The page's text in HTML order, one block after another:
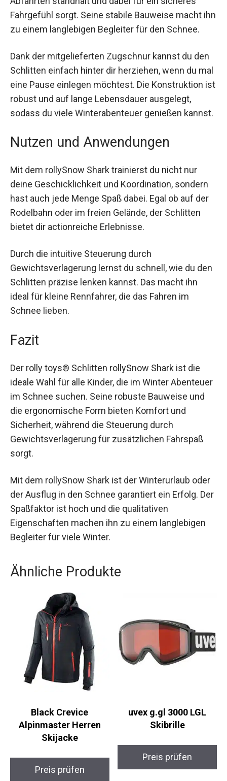
Kunststoff gefertigt, der auch den wildesten
Abfahrten standhält und dabei für ein sicheres
Fahrgefühl sorgt. Seine stabile Bauweise macht
ihn zu einem langlebigen Begleiter für den
Schnee.
Dank der mitgelieferten Zugschnur kannst du den
Schlitten einfach hinter dir herziehen, wenn du
mal eine Pause einlegen möchtest. Die
Konstruktion ist robust und auf lange
Lebensdauer ausgelegt, sodass du viele
Nutzen und Anwendungen
Mit dem rollySnow Shark trainierst du nicht nur
deine Geschicklichkeit und Koordination, sondern
hast auch jede Menge Spaß dabei. Egal ob auf der
Rodelbahn oder im freien Gelände, der Schlitten
bietet dir actionreiche Erlebnisse.
Durch die intuitive Steuerung durch
Gewichtsverlagerung lernst du schnell, wie du
ihn ideal für kleine Rennfahrer, die das Fahren im
Fazit
Der rolly toys® Schlitten rollySnow Shark ist die
ideale Wahl für alle Kinder, die im Winter
Abenteuer im Schnee suchen. Seine robuste
Bauweise und die ergonomische Form bieten
Komfort und Sicherheit, während die Steuerung
durch Gewichtsverlagerung für zusätzlichen
Fahrspaß sorgt.
Mit dem rollySnow Shark ist der Winterurlaub
oder der Ausflug in den Schnee garantiert ein
qualitativen Eigenschaften machen ihn zu einem
Ähnliche Produkte
Black Crevice
Alpinmaster Herren
uvex g.gl 3000 LGL
Skibrille